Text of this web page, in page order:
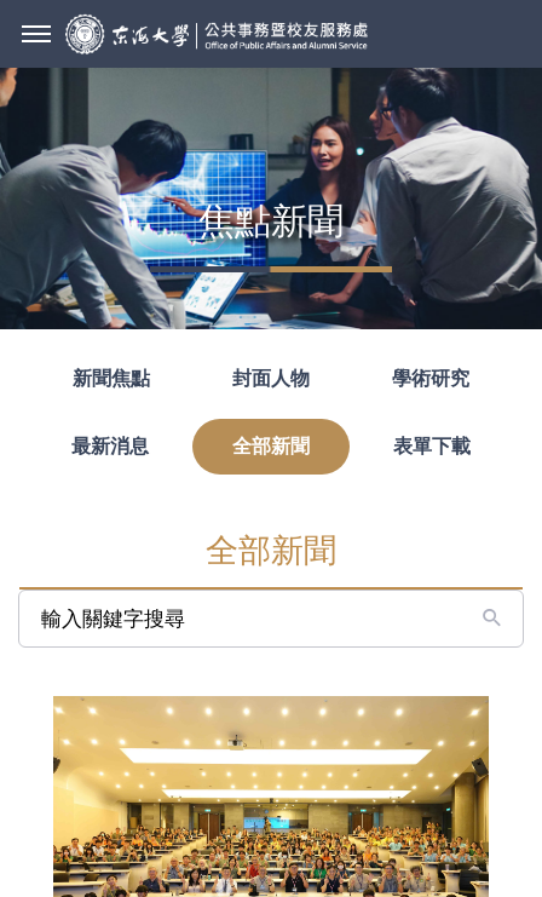
焦點新聞
新聞焦點 封面人物 學術研究
最新消息 全部新聞 表單下載
全部新聞
輸入關鍵字搜尋